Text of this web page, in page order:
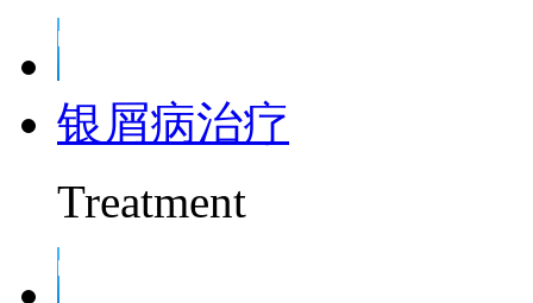
银屑病治疗
Treatment